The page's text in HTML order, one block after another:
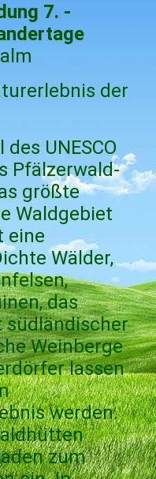
7. -
der
UNESCO
Pfälzerwald-
größte
Waldgebiet
eine
Wälder,
das
südländischer
Weinberge
lassen
werden.
zum